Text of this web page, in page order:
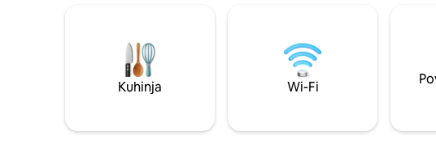
Kuhinja Wi-Fi